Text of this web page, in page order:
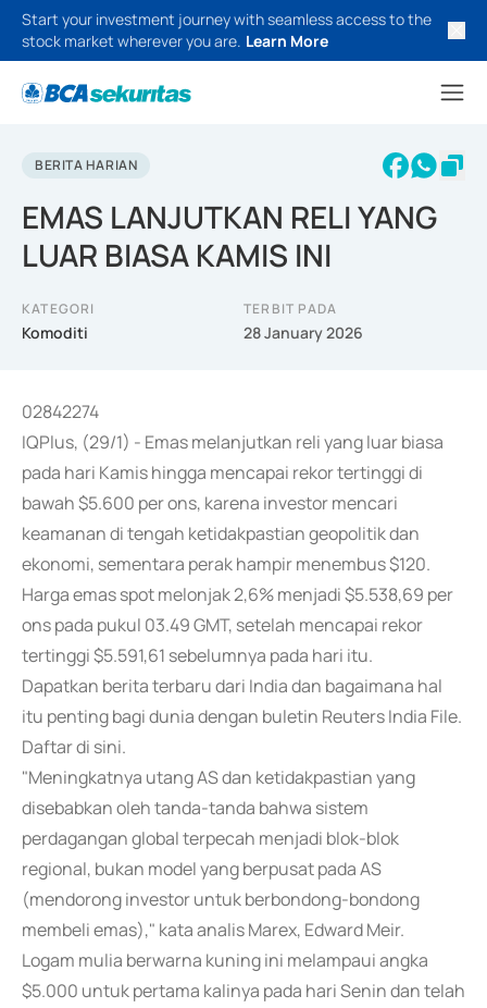
Start your investment journey with seamless access to the
stock market wherever you are. Learn More
BERITA HARIAN
EMAS LANJUTKAN RELI YANG
LUAR BIASA KAMIS INI
KATEGORI
Komoditi
TERBIT PADA
28 January 2026
02842274
IQPlus, (29/1) - Emas melanjutkan reli yang luar biasa
pada hari Kamis hingga mencapai rekor tertinggi di
bawah $5.600 per ons, karena investor mencari
keamanan di tengah ketidakpastian geopolitik dan
ekonomi, sementara perak hampir menembus $120.
Harga emas spot melonjak 2,6% menjadi $5.538,69 per
ons pada pukul 03.49 GMT, setelah mencapai rekor
tertinggi $5.591,61 sebelumnya pada hari itu.
Dapatkan berita terbaru dari India dan bagaimana hal
itu penting bagi dunia dengan buletin Reuters India File.
Daftar di sini.
"Meningkatnya utang AS dan ketidakpastian yang
disebabkan oleh tanda-tanda bahwa sistem
perdagangan global terpecah menjadi blok-blok
regional, bukan model yang berpusat pada AS
(mendorong investor untuk berbondong-bondong
membeli emas)," kata analis Marex, Edward Meir.
Logam mulia berwarna kuning ini melampaui angka
$5.000 untuk pertama kalinya pada hari Senin dan telah